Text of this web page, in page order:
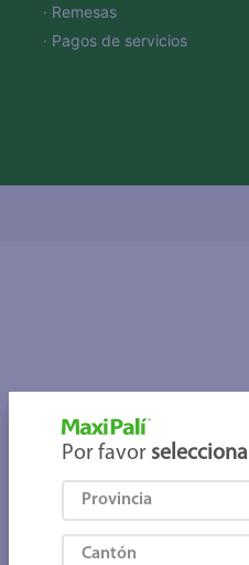
· Remesas
· Pagos de servicios
Por favor selecciona
Provincia
Cantón